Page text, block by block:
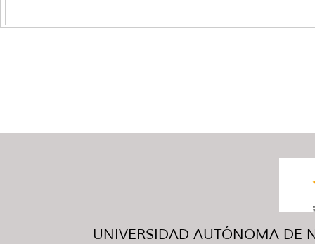
UNIVERSIDAD AUTÓNOMA DE